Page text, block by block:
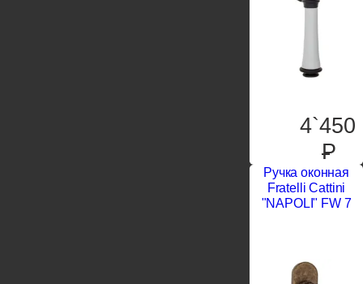
4`450
P
Ручка оконная
Fratelli Cattini
"NAPOLI" FW 7